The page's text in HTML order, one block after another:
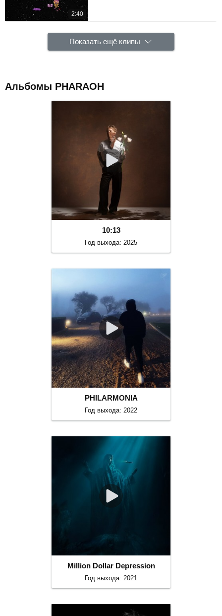
2:40
Показать ещё клипы
Альбомы PHARAOH
10:13
Год выхода: 2025
PHILARMONIA
Год выхода: 2022
Million Dollar Depression
Год выхода: 2021